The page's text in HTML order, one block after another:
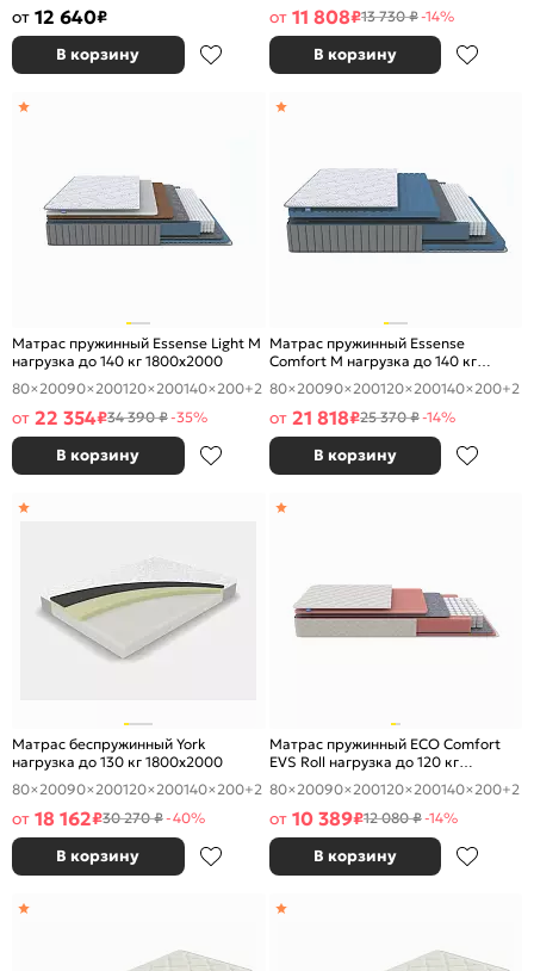
от 12 640₽
В корзину
от 11 808₽13 730 ₽-14%
В корзину
Матрас пружинный Essense Light M
нагрузка до 140 кг 1800x2000
80×20090×200120×200140×200+2
от 22 354₽34 390 ₽-35%
В корзину
Матрас пружинный Essense
Comfort М нагрузка до 140 кг
1800x2000
80×20090×200120×200140×200+2
от 21 818₽25 370 ₽-14%
В корзину
Матрас беспружинный York
нагрузка до 130 кг 1800x2000
80×20090×200120×200140×200+2
от 18 162₽30 270 ₽-40%
В корзину
Матрас пружинный ECO Comfort
EVS Roll нагрузка до 120 кг
1800x2000
80×20090×200120×200140×200+2
от 10 389₽12 080 ₽-14%
В корзину